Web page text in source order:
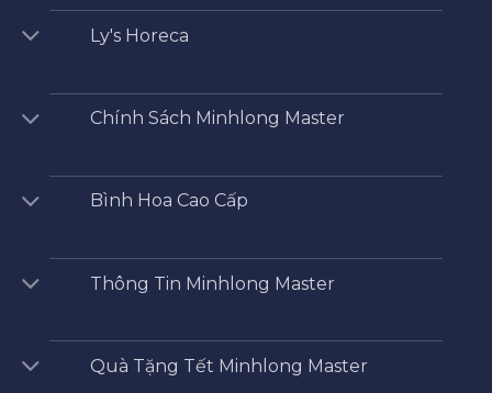
Ly's Horeca
Chính Sách Minhlong Master
Bình Hoa Cao Cấp
Thông Tin Minhlong Master
Quà Tặng Tết Minhlong Master